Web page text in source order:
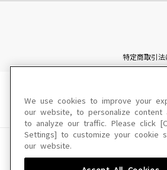
特定商取引法
このサイト
We use cookies to improve your
our website, to personalize content
to analyze our traffic. Please click
Settings] to customize your cookie
our website.